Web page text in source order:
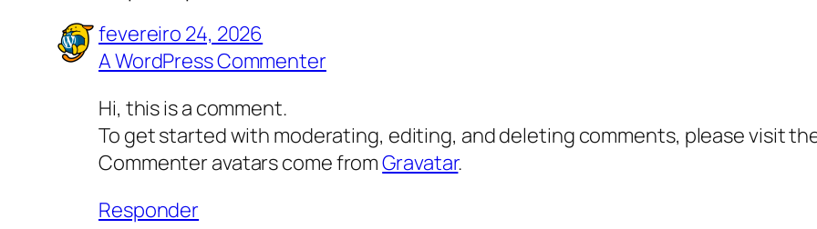
fevereiro 24, 2026
A WordPress Commenter
Hi, this is a comment.
To get started with moderating, editing, and deleting comments, please visit
Commenter avatars come fromGravatar.
Responder